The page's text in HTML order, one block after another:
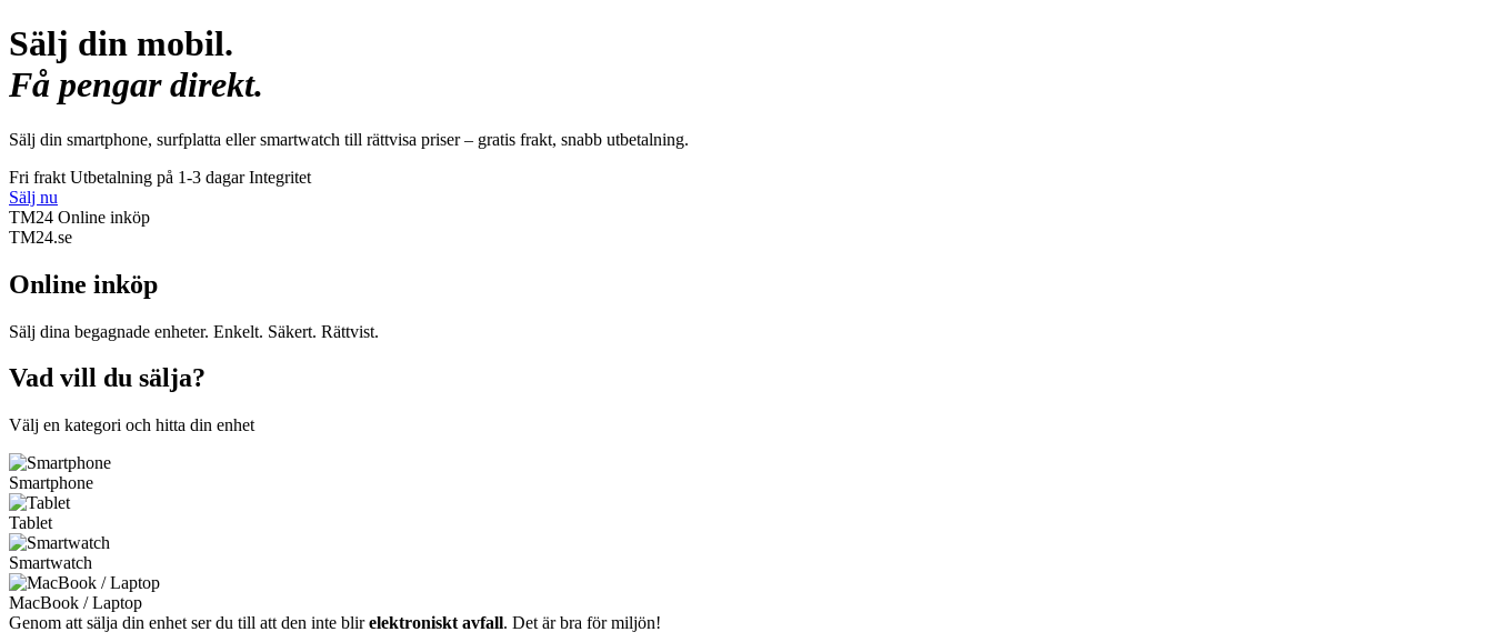
Sälj din mobil.
Få pengar direkt.
Sälj din smartphone, surfplatta eller smartwatch till rättvisa priser – gratis frakt, snabb utbetalning.
Fri frakt Utbetalning på 1-3 dagar Integritet
Sälj nu
TM24 Online inköp
TM24.se
Online inköp
Sälj dina begagnade enheter. Enkelt. Säkert. Rättvist.
Vad vill du sälja?
Välj en kategori och hitta din enhet
Smartphone
Tablet
Smartwatch
MacBook / Laptop
Genom att sälja din enhet ser du till att den inte blirelektroniskt avfall. Det är bra för miljön!